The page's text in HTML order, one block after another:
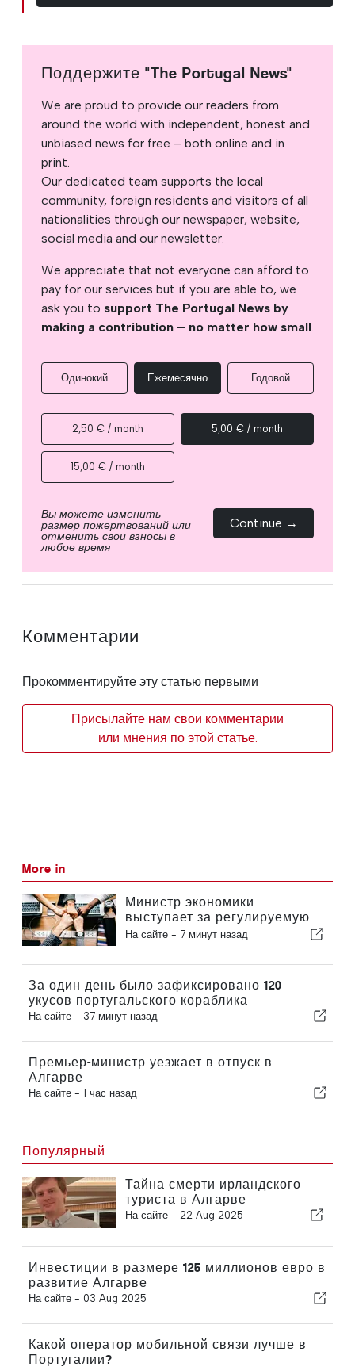
Поддержите "The Portugal News"
We are proud to provide our readers from
around the world with independent, honest and
unbiased news for free – both online and in
print.
Our dedicated team supports the local
community, foreign residents and visitors of all
nationalities through our newspaper, website,
social media and our newsletter.
We appreciate that not everyone can afford to
pay for our services but if you are able to, we
ask you to support The Portugal News by
making a contribution – no matter how small.
Одинокий Ежемесячно Годовой
2,50 € / month 5,00 € / month
15,00 € / month
Вы можете изменить
размер пожертвований или
отменить свои взносы в
любое время
Continue →
Комментарии
Прокомментируйте эту статью первыми
Присылайте нам свои комментарии
или мнения по этой статье.
More in
Министр экономики
выступает за регулируемую
интеграцию и гарантирует
процедуру оформления
На сайте - 7 минут назад
За один день было зафиксировано 120
укусов португальского кораблика
На сайте - 37 минут назад
Премьер-министр уезжает в отпуск в
Алгарве
На сайте - 1 час назад
Популярный
Тайна смерти ирландского
туриста в Алгарве
На сайте - 22 Aug 2025
Инвестиции в размере 125 миллионов евро в
развитие Алгарве
На сайте - 03 Aug 2025
Какой оператор мобильной связи лучше в
Португалии?